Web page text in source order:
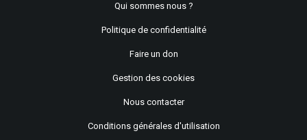
Qui sommes nous ?
Politique de confidentialité
Faire un don
Gestion des cookies
Nous contacter
Conditions générales d'utilisation